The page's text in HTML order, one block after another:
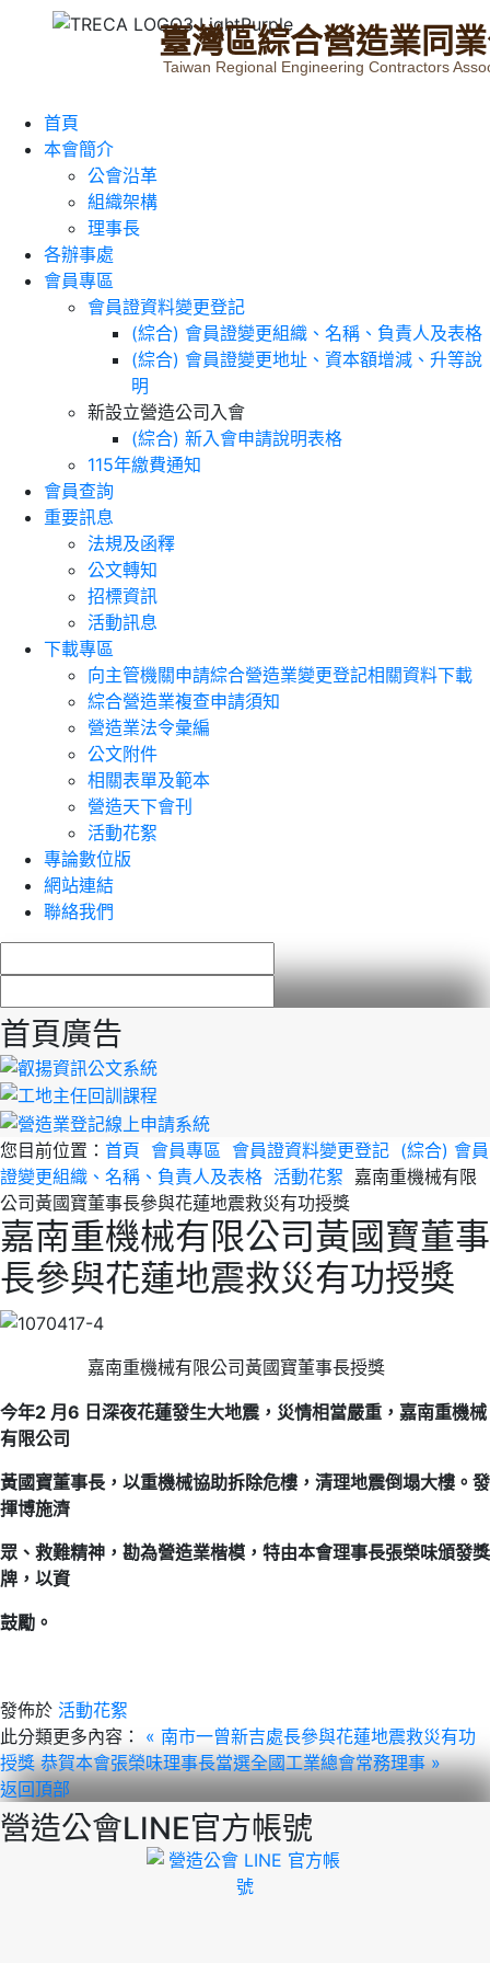
臺灣區綜合營造業同業
Taiwan Regional Engineering Contractors
首頁
本會簡介
公會沿革
組織架構
理事長
各辦事處
會員專區
會員證資料變更登記
(綜合) 會員證變更組織、名稱、負責人及表格
(綜合) 會員證變更地址、資本額增減、升等說
明
新設立營造公司入會
(綜合) 新入會申請說明表格
115年繳費通知
會員查詢
重要訊息
法規及函釋
公文轉知
招標資訊
活動訊息
下載專區
向主管機關申請綜合營造業變更登記相關資料下載
綜合營造業複查申請須知
營造業法令彙編
公文附件
相關表單及範本
營造天下會刊
活動花絮
專論數位版
網站連結
聯絡我們
首頁廣告
您目前位置： 首頁 會員專區 會員證資料變更登記 (綜合) 會員
證變更組織、名稱、負責人及表格 活動花絮 嘉南重機械有限
公司黃國寶董事長參與花蓮地震救災有功授獎
嘉南重機械有限公司黃國寶董事
長參與花蓮地震救災有功授獎
嘉南重機械有限公司黃國寶董事長授獎
今年2 月6 日深夜花蓮發生大地震，災情相當嚴重，嘉南重機械
有限公司
黃國寶董事長，以重機械協助拆除危樓，清理地震倒塌大樓。 發
揮博施濟
眾、救難精神，勘為營造業楷模，特由本會理事長張榮味頒發獎
牌，以資
鼓勵。
發佈於 活動花絮
此分類更多內容： « 南市一曾新吉處長參與花蓮地震救災有功
授獎恭賀本會張榮味理事長當選全國工業總會常務理事 »
返回頂部
營造公會LINE官方帳號